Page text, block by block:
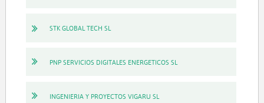
STK GLOBAL TECH SL
PNP SERVICIOS DIGITALES ENERGETICOS SL
INGENIERIA Y PROYECTOS VIGARU SL